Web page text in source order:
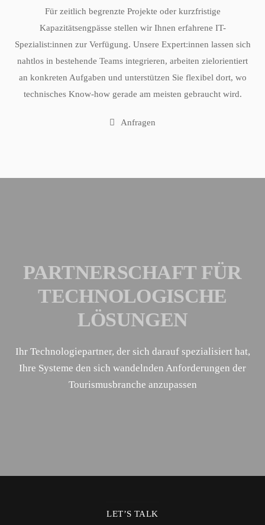
Für zeitlich begrenzte Projekte oder kurzfristige
Kapazitätsengpässe stellen wir Ihnen erfahrene IT-
Spezialist:innen zur Verfügung. Unsere Expert:innen lassen sich
nahtlos in bestehende Teams integrieren, arbeiten zielorientiert
an konkreten Aufgaben und unterstützen Sie flexibel dort, wo
technisches Know-how gerade am meisten gebraucht wird.
Anfragen
PARTNERSCHAFT FÜR
TECHNOLOGISCHE
LÖSUNGEN
Ihr Technologiepartner, der sich darauf spezialisiert hat,
Ihre Systeme den sich wandelnden Anforderungen der
Tourismusbranche anzupassen
LET’S TALK